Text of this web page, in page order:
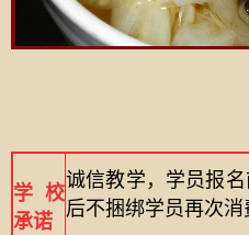
学校
承诺
诚信教学，学员报
后不捆绑学员再次消